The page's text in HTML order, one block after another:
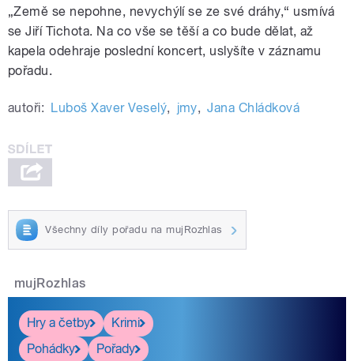
„Země se nepohne, nevychýlí se ze své dráhy,“ usmívá
se Jiří Tichota. Na co vše se těší a co bude dělat, až
kapela odehraje poslední koncert, uslyšíte v záznamu
pořadu.
autoři: Luboš Xaver Veselý, jmy, Jana Chládková
Všechny díly pořadu na mujRozhlas
mujRozhlas
Hry a četby
Krimi
Pohádky
Pořady